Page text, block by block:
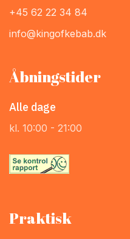
+45 62 22 34 84
info@kingofkebab.dk
Åbningstider
Alle dage
kl. 10:00 - 21:00
Praktisk